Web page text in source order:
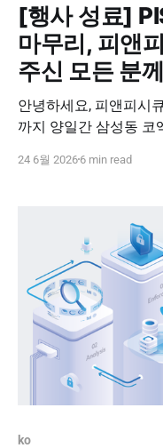
[행사 성료]
마무리, 피앤
주신 모든 분
안녕하세요, 피앤피시큐어입니다. 지난
까지 양일간 삼성동 코
러분의 뜨거운 성원 속에
한 소통의 장이 이어
24 6월 2026 6 min read
ko